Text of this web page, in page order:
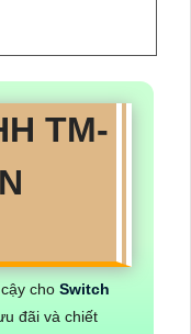
TM-
cho Switch
đãi và chiết